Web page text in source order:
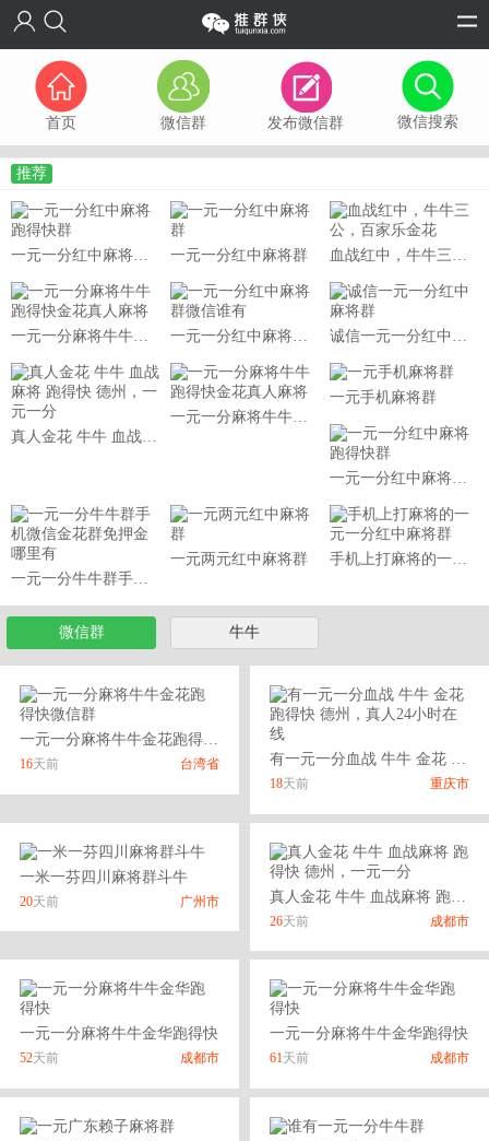
首页 微信群 发布微信群 微信搜索
推荐
一元一分红中麻将跑得快群 一元一分红中麻将群 血战红中，牛牛三公，百家乐金花
一元一分麻将牛牛跑得快金花真人麻将 一元一分红中麻将群微信谁有 诚信一元一分红中麻将群
真人金花 牛牛 血战麻将 跑得快 德州，一元一分
一元一分麻将牛牛跑得快金花真人麻将
一元手机麻将群
一元一分红中麻将跑得快群
一元一分牛牛群手机微信金花群免押金哪里有
一元两元红中麻将群 手机上打麻将的一元一分红中麻将群
微信群 牛牛
一元一分麻将牛牛金花跑得快微信群
16天前 台湾省 有一元一分血战 牛牛 金花 跑得快 德州，真人24小时在线
18天前 重庆市
一米一芬四川麻将群斗牛
20天前 广州市 真人金花 牛牛 血战麻将 跑得快 德州，一元一分
26天前 成都市
一元一分麻将牛牛金华跑得快
52天前 成都市
一元一分麻将牛牛金华跑得快
61天前 成都市